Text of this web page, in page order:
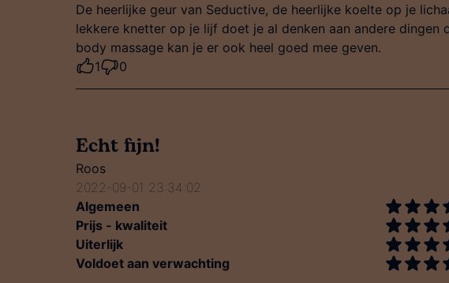
De heerlijke geur van Seductive, de heerlijke koelte op je
lekkere knetter op je lijf doet je al denken aan andere dingen
body massage kan je er ook heel goed mee geven.
1
0
Echt fijn!
Roos
2022-09-01 23:34:02
Algemeen
Prijs - kwaliteit
Uiterlijk
Voldoet aan verwachting